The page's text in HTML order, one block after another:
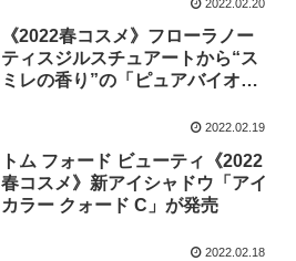
2022.02.20
《2022春コスメ》フローラノー
ティスジルスチュアートから“ス
ミレの香り”の「ピュアバイオレ
2022.02.19
トム フォード ビューティ《2022
春コスメ》新アイシャドウ「アイ
カラー クォード C」が発売
2022.02.18